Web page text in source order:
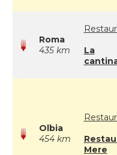
Roma
435 km
La
Olbia
454 km
Mere